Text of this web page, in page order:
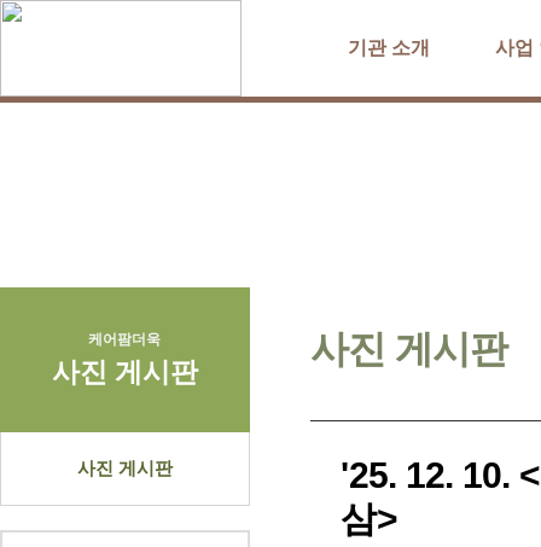
기관 소개 사업
케어팜더욱
사진 게시판
사진 게시판
사진 게시판
'25. 12. 10.
삼>